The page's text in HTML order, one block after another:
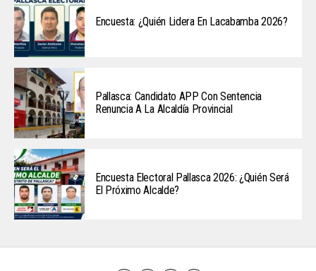
Encuesta: ¿Quién Lidera En Lacabamba 2026?
Pallasca: Candidato APP Con Sentencia
Renuncia A La Alcaldía Provincial
Encuesta Electoral Pallasca 2026: ¿Quién Será
El Próximo Alcalde?